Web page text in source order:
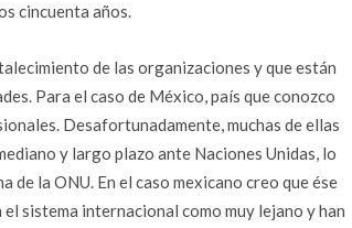
cincuenta años.
de las organizaciones y que están
Para el caso de México, país que conozco
Desafortunadamente, muchas de ellas
y largo plazo ante Naciones Unidas, lo
la ONU. En el caso mexicano creo que ése
sistema internacional como muy lejano y han